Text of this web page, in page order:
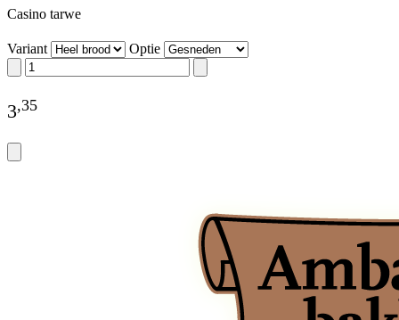
Casino tarwe
Variant Optie
3,35